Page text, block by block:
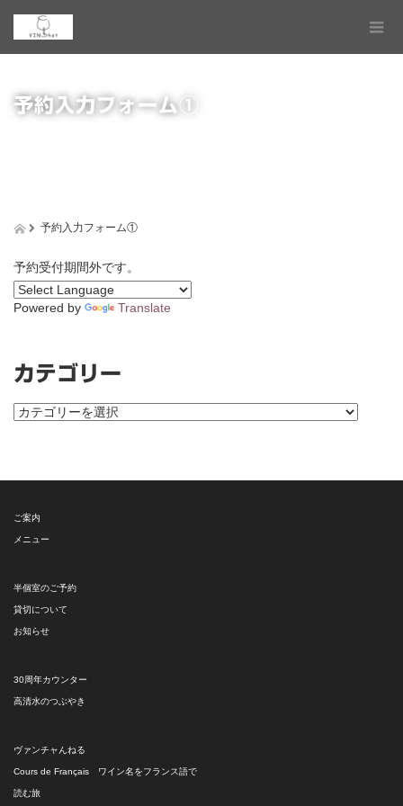
予約入力フォーム①
予約入力フォーム①
予約受付期間外です。
Powered by Translate
カテゴリー
カ
ー
ご案内
メニュー
半個室のご予約
貸切について
お知らせ
30周年カウンター
高清水のつぶやき
ヴァンチャんねる
Cours de Français ワイン名をフランス語で
読む旅